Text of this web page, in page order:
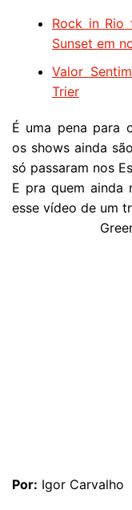
Rock in Rio
Sunset em
Valor
Trier
É uma pena para
os shows ainda
só passaram nos
E pra quem ainda
esse vídeo de um
Por: Igor Carvalho